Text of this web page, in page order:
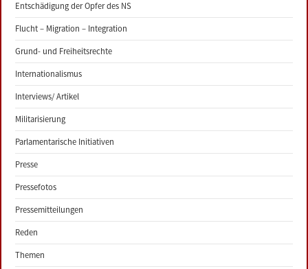
Entschädigung der Opfer des NS
Flucht – Migration – Integration
Grund- und Freiheitsrechte
Internationalismus
Interviews/ Artikel
Militarisierung
Parlamentarische Initiativen
Presse
Pressefotos
Pressemitteilungen
Reden
Themen